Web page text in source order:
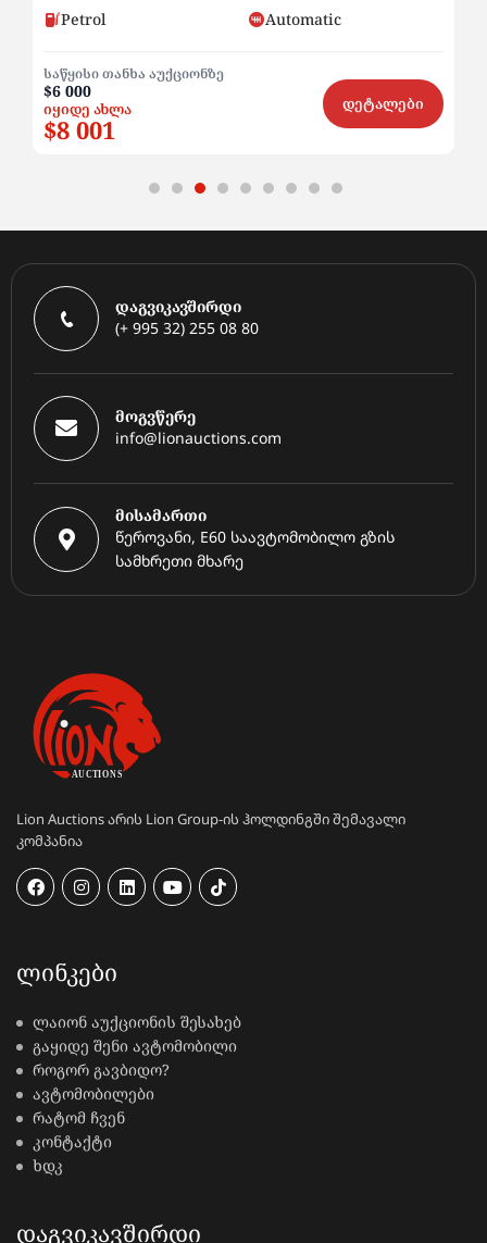
Petrol
Automatic
საწყისი თანხა აუქციონზე
$6 000
იყიდე ახლა
$8 001
დეტალები
დაგვიკავშირდი
(+ 995 32) 255 08 80
მოგვწერე
info@lionauctions.com
მისამართი
წეროვანი, E60 საავტომობილო გზის
სამხრეთი მხარე
Lion Auctions არის Lion Group-ის ჰოლდინგში შემავალი
კომპანია
ᲚᲘᲜᲙᲔᲑᲘ
ლაიონ აუქციონის შესახებ
გაყიდე შენი ავტომობილი
როგორ გავბიდო?
ავტომობილები
რატომ ჩვენ
კონტაქტი
ხდკ
ᲓᲐᲒᲕᲘᲙᲐᲕᲨᲘᲠᲓᲘ